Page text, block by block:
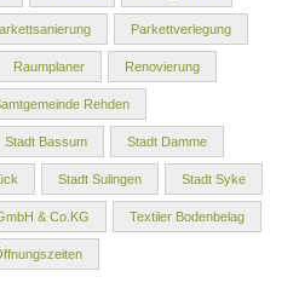
Parkettverlegung
Raumplaner Renovierung
Rehden
Stadt Bassum Stadt Damme
Stadt Sulingen Stadt Syke
& Co.KG Textiler Bodenbelag